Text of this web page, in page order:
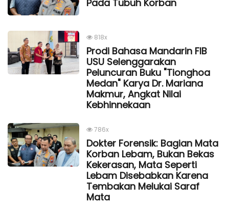
Pada Tubuh Korban
818x
Prodi Bahasa Mandarin FIB
USU Selenggarakan
Peluncuran Buku "Tionghoa
Medan" Karya Dr. Mariana
Makmur, Angkat Nilai
Kebhinnekaan
786x
Dokter Forensik: Bagian Mata
Korban Lebam, Bukan Bekas
Kekerasan, Mata Seperti
Lebam Disebabkan Karena
Tembakan Melukai Saraf
Mata